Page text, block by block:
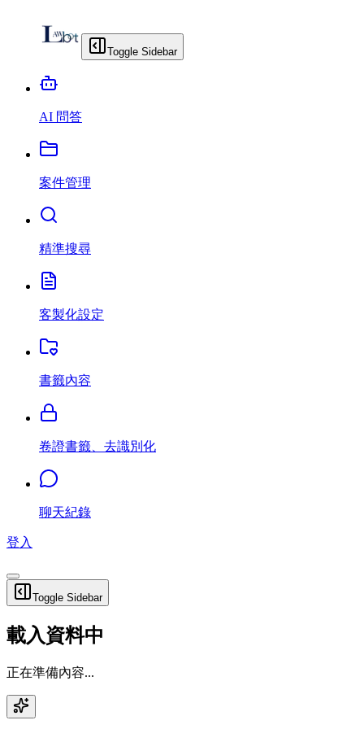
Toggle Sidebar
AI 問答
案件管理
精準搜尋
客製化設定
書籤內容
卷證書籤、去識別化
聊天紀錄
登入
Toggle Sidebar
載入資料中
正在準備內容...